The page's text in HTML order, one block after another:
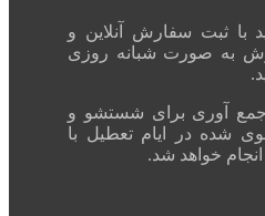
با ثبت سفارش آنلاین و
به صورت شبانه روزی
آوری برای شستشو و
شده در ایام تعطیل با
خواهد شد.